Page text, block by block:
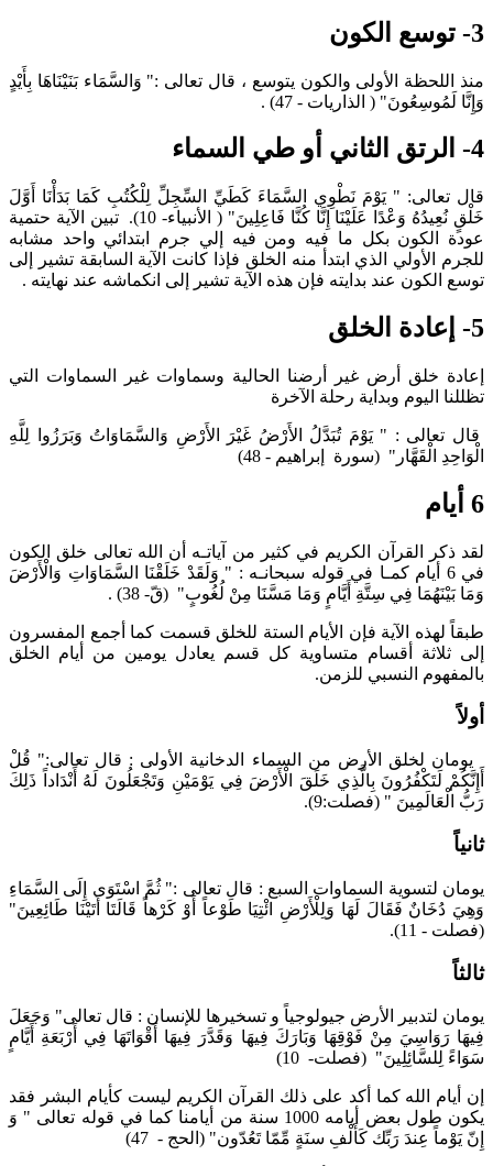
3- توسع الكون
منذ اللحظة الأولى والكون يتوسع ، قال تعالى :" وَالسَّمَاء بَنَيْنَاهَا بِأَيْدٍ
وَإِنَّا لَمُوسِعُونَ" (‏ الذاريات ‏- 47) .
4- الرتق الثاني أو طي السماء
قال تعالى: " يَوْمَ نَطْوِي السَّمَاءَ كَطَيِّ السِّجِلِّ لِلْكُتُبِ كَمَا بَدَأْنَا أَوَّلَ
خَلْقٍ نُعِيدُهُ وَعْدًا عَلَيْنَا إِنَّا كُنَّا فَاعِلِينَ"‏ (‏ الأنبياء- 10).‏ ‏تبين الآية حتمية
عودة الكون بكل ما فيه ومن فيه إلي جرم ابتدائي واحد مشابه
للجرم الأولي الذي ابتدأ منه الخلق فإذا كانت الآية السابقة تشير إلى
توسع الكون عند بدايته فإن هذه الآية تشير إلى انكماشه عند نهايته .
5- إعادة الخلق
إعادة خلق أرض غير أرضنا الحالية وسماوات غير السماوات التي
تظللنا اليوم وبداية رحلة الآخرة
قال تعالى : "‏ يَوْمَ تُبَدَّلُ الأَرْضُ غَيْرَ الأَرْضِ وَالسَّمَاوَاتُ وَبَرَزُوا لِلَّهِ
الْوَاحِدِ الْقَهَّار‏" (سورة ‏ إبراهيم - 48)
6 أيام
لقد ذكر القرآن الكريم في كثير من آياتـه أن الله تعالى خلق الكون
في 6 أيام كمـا في قوله سبحانـه : " وَلَقَدْ خَلَقْنَا السَّمَاوَاتِ وَالْأَرْضَ
وَمَا بَيْنَهُمَا فِي سِتَّةِ أَيَّامٍ وَمَا مَسَّنَا مِنْ لُغُوبٍ" (قّ- 38) .
طبقاً لهذه الآية فإن الأيام الستة للخلق قسمت كما أجمع المفسرون
إلى ثلاثة أقسام متساوية كل قسم يعادل يومين من أيام الخلق
بالمفهوم النسبي للزمن.
أولاً
يومان لخلق الأرض من السماء الدخانية الأولى : قال تعالى:" قُلْ
أَإِنَّكُمْ لَتَكْفُرُونَ بِالَّذِي خَلَقَ الْأَرْضَ فِي يَوْمَيْنِ وَتَجْعَلُونَ لَهُ أَنْدَاداً ذَلِكَ
رَبُّ الْعَالَمِينَ " (فصلت:9).
ثانياً
يومان لتسوية السماوات السبع : قال تعالى :" ثُمَّ اسْتَوَى إِلَى السَّمَاءِ
وَهِيَ دُخَانٌ فَقَالَ لَهَا وَلِلْأَرْضِ ائْتِيَا طَوْعاً أَوْ كَرْهاً قَالَتَا أَتَيْنَا طَائِعِينَ"
(فصلت - 11).
ثالثاً
يومان لتدبير الأرض جيولوجياً و تسخيرها للإنسان : قال تعالى" وَجَعَلَ
فِيهَا رَوَاسِيَ مِنْ فَوْقِهَا وَبَارَكَ فِيهَا وَقَدَّرَ فِيهَا أَقْوَاتَهَا فِي أَرْبَعَةِ أَيَّامٍ
سَوَاءً لِلسَّائِلِينَ" (فصلت- 10)
إن أيام الله كما أكد على ذلك القرآن الكريم ليست كأيام البشر فقد
يكون طول بعض أيامه 1000 سنة من أيامنا كما في قوله تعالى " وَ
إِنّ يَوْماً عِندَ رَبِّك كَأَلْفِ سنَةٍ مِّمّا تَعُدّون" (الحج - 47)